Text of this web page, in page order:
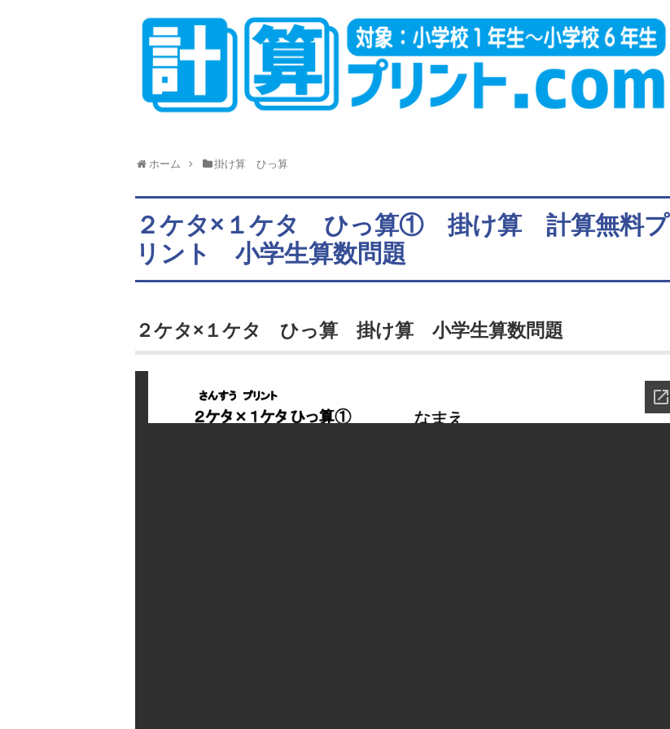
ホーム 掛け算 ひっ算
２ケタ×１ケタ ひっ算① 掛け算 計算無料プ
リント 小学生算数問題
２ケタ×１ケタ ひっ算 掛け算 小学生算数問題